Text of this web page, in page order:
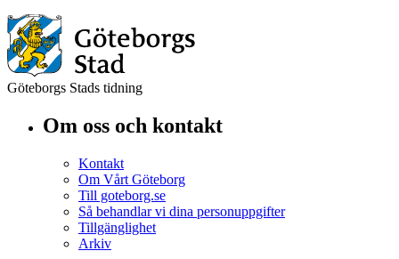
Göteborgs Stads tidning
Om oss och kontakt
Kontakt
Om Vårt Göteborg
Till goteborg.se
Så behandlar vi dina personuppgifter
Tillgänglighet
Arkiv